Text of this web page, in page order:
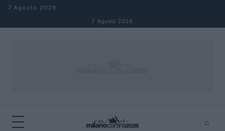
Salta al contenuto
7 Agosto 2026
7 Agosto 2026
⌕